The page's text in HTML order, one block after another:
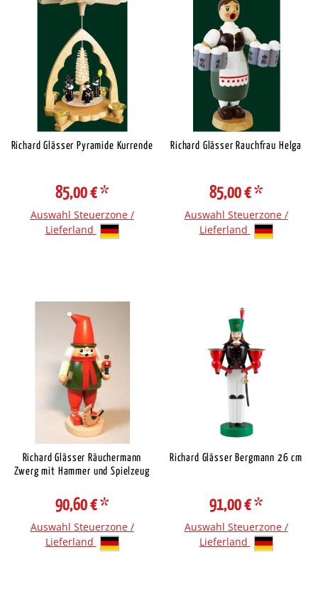
Richard Glässer Pyramide Kurrende
85,00 €*
Auswahl Steuerzone /
Lieferland
Richard Glässer Rauchfrau Helga
85,00 €*
Auswahl Steuerzone /
Lieferland
Richard Glässer Räuchermann
Zwerg mit Hammer und Spielzeug
90,60 €*
Auswahl Steuerzone /
Lieferland
Richard Glässer Bergmann 26 cm
91,00 €*
Auswahl Steuerzone /
Lieferland